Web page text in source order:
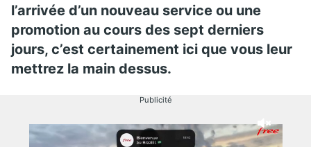
l’arrivée d’un nouveau service ou une
promotion au cours des sept derniers
jours, c’est certainement ici que vous leur
mettrez la main dessus.
Publicité